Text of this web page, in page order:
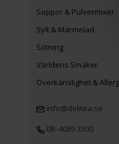
Soppor & Pulvermixer
Sylt & Marmelad
Sötning
Världens Smaker
Överkänslighet &
info@delitea.se
08–4089 3300